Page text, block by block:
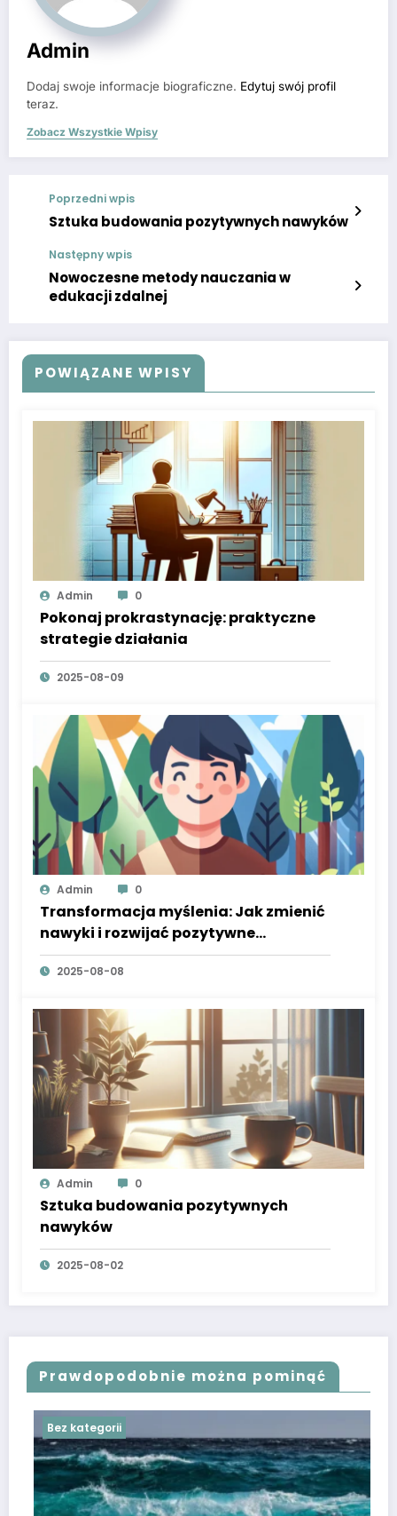
Admin
Dodaj swoje informacje biograficzne. Edytuj swój profil
teraz.
Zobacz Wszystkie Wpisy
Poprzedni wpis
Sztuka budowania pozytywnych nawyków
Następny wpis
Nowoczesne metody nauczania w
edukacji zdalnej
POWIĄZANE WPISY
Admin 0
Pokonaj prokrastynację: praktyczne
strategie działania
2025-08-09
Admin 0
Transformacja myślenia: Jak zmienić
nawyki i rozwijać pozytywne
nastawienie
2025-08-08
Admin 0
Sztuka budowania pozytywnych
nawyków
2025-08-02
Prawdopodobnie można pominąć